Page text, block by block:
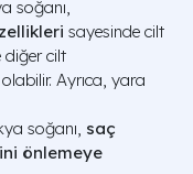
soğanı,
sayesinde cilt
diğer cilt
Ayrıca, yara
soğanı, saç
önlemeye